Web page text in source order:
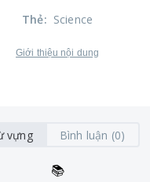
Thẻ: Science
Giới thiệu nội dung
vựng Bình luận (0)
📚